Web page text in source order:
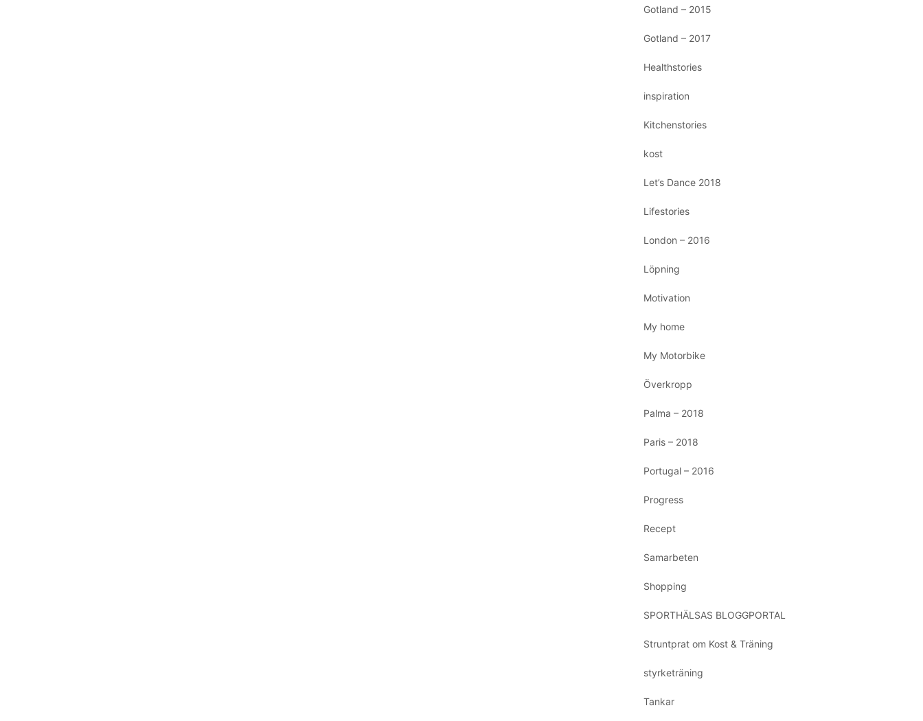
Gotland – 2015
Gotland – 2017
Healthstories
inspiration
Kitchenstories
kost
Let’s Dance 2018
Lifestories
London – 2016
Löpning
Motivation
My home
My Motorbike
Överkropp
Palma – 2018
Paris – 2018
Portugal – 2016
Progress
Recept
Samarbeten
Shopping
SPORTHÄLSAS BLOGGPORTAL
Struntprat om Kost & Träning
styrketräning
Tankar